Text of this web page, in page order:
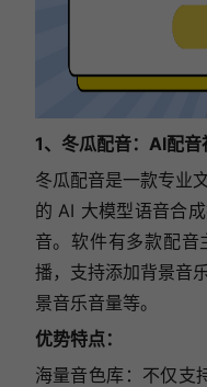
1、冬瓜配音：AI配
冬瓜配音是一款专业
的 AI 大模型语音合
音。软件有多款配
播，支持添加背景音
景音乐音量等。
优势特点：
海量音色库：不仅支